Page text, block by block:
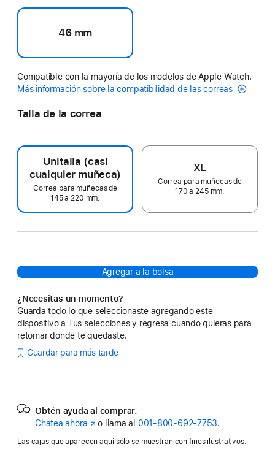
46 mm
Compatible con la mayoría de los modelos de Apple Watch.
Más información sobre la compatibilidad de las correas
Talla de la correa
Unitalla (casi
cualquier muñeca)
Correa para muñecas de
145 a 220 mm.
XL
Correa para muñecas de
170 a 245 mm.
Agregar a la bolsa
¿Necesitas un momento?
Guarda todo lo que seleccionaste agregando este
dispositivo a Tus selecciones y regresa cuando quieras para
retomar donde te quedaste.
Guardar para más tarde
Obtén ayuda al comprar.
Chatea ahora (se
en
o llama al 001‑800‑692‑7753.
Las cajas que aparecen aquí sólo se muestran con fines ilustrativos.